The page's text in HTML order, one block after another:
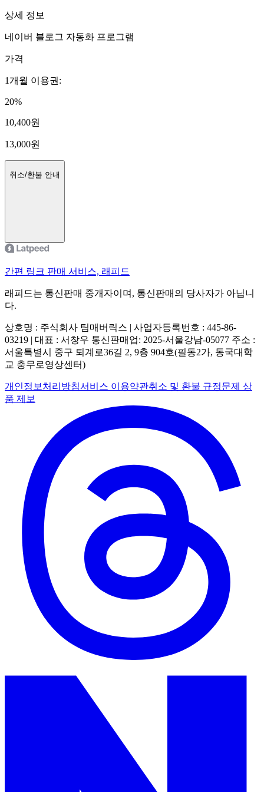
상세 정보
네이버 블로그 자동화 프로그램
가격
1개월 이용권 :
20%
10,400원
13,000원
취소/환불 안내
간편 링크 판매 서비스, 래피드
래피드는 통신판매 중개자이며, 통신판매의 당사자가 아닙니
다.
상호명 : 주식회사 팀매버릭스 | 사업자등록번호 : 445-86-
03219 | 대표 : 서창우 통신판매업: 2025-서울강남-05077 주소 :
서울특별시 중구 퇴계로36길 2, 9층 904호(필동2가, 동국대학
교 충무로영상센터)
개인정보처리방침서비스 이용약관취소 및 환불 규정문제 상
품 제보